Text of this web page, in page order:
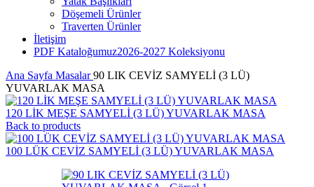
Döşemeli Ürünler
Traverten Ürünler
İletişim
PDF Kataloğumuz2026-2027 Koleksiyonu
Ana Sayfa Masalar90 LIK CEVİZ SAMYELİ (3 LÜ)
YUVARLAK MASA
120 LİK MEŞE SAMYELİ (3 LÜ) YUVARLAK MASA
Back to products
100 LÜK CEVİZ SAMYELİ (3 LÜ) YUVARLAK MASA